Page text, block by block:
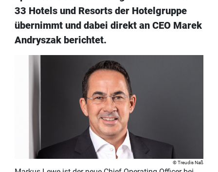
33 Hotels und Resorts der Hotelgruppe
übernimmt und dabei direkt an CEO Marek
Andryszak berichtet.
Treudis Naß